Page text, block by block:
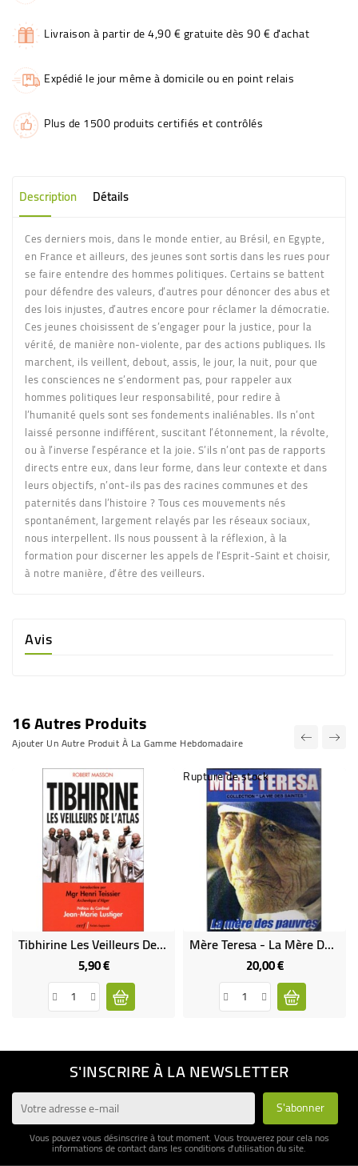
Livraison à partir de 4,90 € gratuite dès 90 € d'achat
Expédié le jour même à domicile ou en point relais
Plus de 1500 produits certifiés et contrôlés
Description Détails
Ces derniers mois, dans le monde entier, au Brésil, en Egypte,
en France et ailleurs, des jeunes sont sortis dans les rues pour
se faire entendre des hommes politiques. Certains se battent
pour défendre des valeurs, d’autres pour dénoncer des abus et
des lois injustes, d’autres encore pour réclamer la démocratie.
Ces jeunes choisissent de s’engager pour la justice, pour la
vérité, de manière non-violente, par des actions publiques. Ils
marchent, ils veillent, debout, assis, le jour, la nuit, pour que
les consciences ne s’endorment pas, pour rappeler aux
hommes politiques leur responsabilité, pour redire à
l’humanité quels sont ses fondements inaliénables. Ils n’ont
laissé personne indifférent, suscitant l’étonnement, la révolte,
ou à l’inverse l’espérance et la joie. S’ils n’ont pas de rapports
directs entre eux, dans leur forme, dans leur contexte et dans
leurs objectifs, n’ont-ils pas des racines communes et des
paternités dans l’histoire ? Tous ces mouvements nés
spontanément, largement relayés par les réseaux sociaux,
nous interpellent. Ils nous poussent à la réflexion, à la
formation pour discerner les appels de l’Esprit-Saint et choisir,
à notre manière, d’être des veilleurs.
Avis
16 Autres Produits
Ajouter Un Autre Produit À La Gamme Hebdomadaire
Tibhirine Les Veilleurs De L'Atlas (Occasion)
5,90 €Prix
Rupture de stock
Mère Teresa - La Mère Des Pauvres
20,00 €Prix
S'INSCRIRE À LA NEWSLETTER
Vous pouvez vous désinscrire à tout moment. Vous trouverez pour cela nos
informations de contact dans les conditions d'utilisation du site.